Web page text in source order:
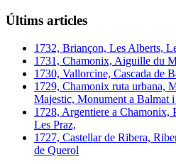
Últims articles
1732, Briançon, Les Alberts,
1731, Chamonix, Aiguille du
1730, Vallorcine, Cascada de
1729, Chamonix ruta urbana,
Majestic, Monument a Balmat i
1728, Argentiere a Chamonix,
Les Praz,
1727, Castellar de Ribera,
de Querol